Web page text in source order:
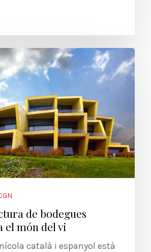
de bodegues
el món del vi
català i espanyol està